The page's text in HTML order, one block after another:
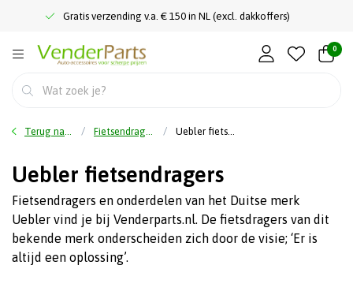
Gratis verzending v.a. € 150 in NL (excl. dakkoffers)
0
Terug naar home Fietsendragers Uebler fietsendragers
Uebler fietsendragers
Fietsendragers en onderdelen van het Duitse merk
Uebler vind je bij Venderparts.nl. De fietsdragers van dit
bekende merk onderscheiden zich door de visie; ‘Er is
altijd een oplossing’.